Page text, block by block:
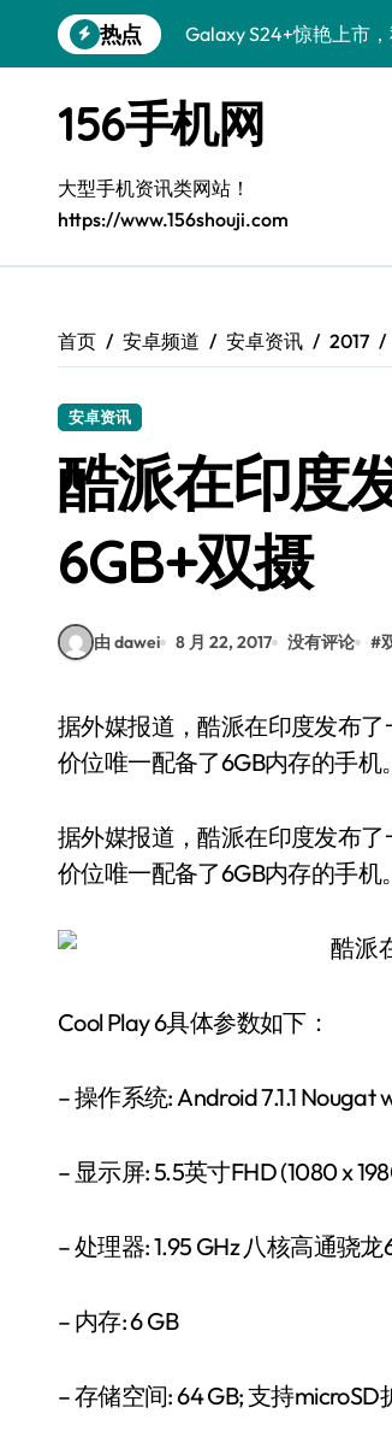
到
热点
Galaxy S24+惊艳上市
Galaxy A56 5G登场，时
三星S26个性美颜全攻
S25美化秘籍：个性潮玩
Galaxy C55 5G焕新秘
Galaxy Z Flip6：折叠时
S25 Ultra颜值炸裂！定
156手机网
大型手机资讯类网站！
https://www.156shouji.com
首页 安卓频道 安卓资讯 2017
安卓资讯
酷派在印度
6GB+双摄
由 dawei 8 月 22, 2017 没有评论 #
据外媒报道，酷派在印度发布了一款旗舰手机CoolPlay6，该机后置双摄，而且是印度14999卢比
价位唯一配备了6GB内存的手机。
据外媒报道，酷派在印度发布了
价位唯一配备了6GB内存的手机。
Cool Play 6具体参数如下：
– 操作系统: Android 7.1.1 Nougat
– 显示屏: 5.5英寸FHD (1080 x
– 处理器: 1.95 GHz 八核高通骁龙
– 内存: 6 GB
– 存储空间: 64 GB; 支持microSD